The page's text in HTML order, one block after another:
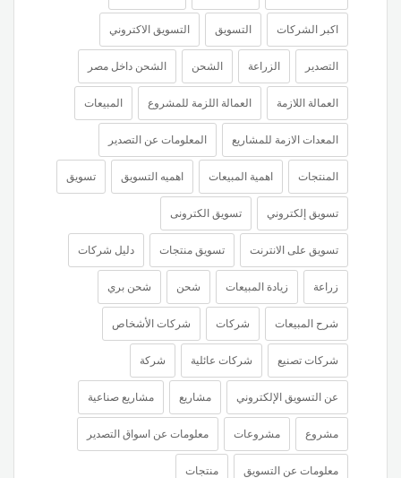
اكبر الشركات التسويق التسويق الاكتروني
التصدير الزراعة الشحن الشحن داخل مصر
العمالة اللازمة العمالة اللزمة للمشروع المبيعات
المعدات الازمة للمشاريع المعلومات عن التصدير
المنتجات اهمية المبيعات اهميه التسويق تسويق
تسويق إلكتروني تسويق الكترونى
تسويق على الانترنت تسويق منتجات دليل شركات
زراعة زيادة المبيعات شحن شحن بري
شرح المبيعات شركات شركات الأشخاص
شركات تصنيع شركات عائلية شركة
عن التسويق الإلكتروني مشاريع مشاريع صناعية
مشروع مشروعات معلومات عن اسواق التصدير
معلومات عن التسويق منتجات